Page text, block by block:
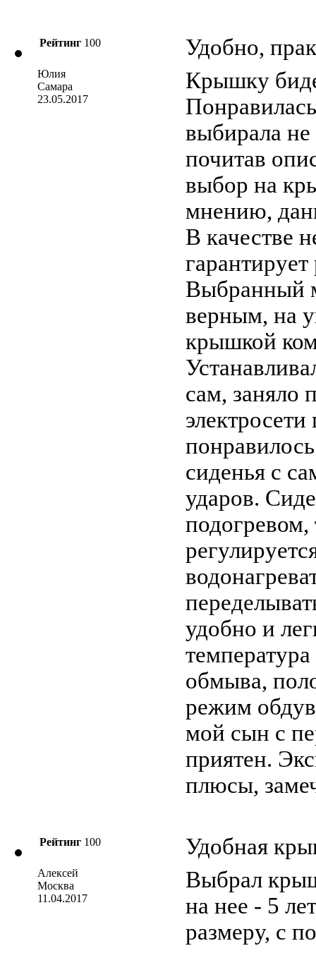
Рейтинг 100 Удобно,
Юлия
Самара
23.05.2017
Крышку
выбирала не
почитав
выбор на
мнению,
В качестве
гарантирует
Выбранный
верным, на
крышкой
сам, заняло
сиденья с
ударов.
подогревом,
удобно и
обмыва,
режим
мой сын с
приятен.
плюсы,
Рейтинг 100 Удобная
Алексей
Москва
11.04.2017
Выбрал
на нее - 5
размеру, с